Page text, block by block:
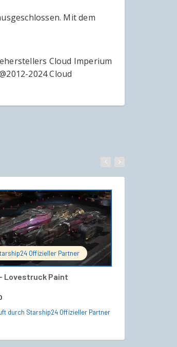
Mit dem
Cloud Imperium
2024 Cloud
Offizieller Partner
Lovestruck Paint
IN DEN WARENKORB
durch Starship24 Offizieller Partner